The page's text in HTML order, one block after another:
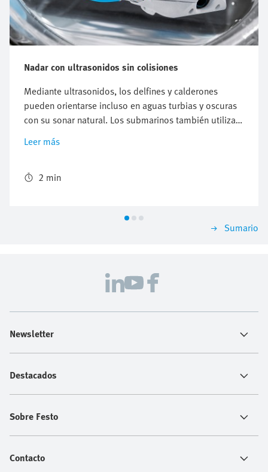
Nadar con ultrasonidos sin colisiones
Mediante ultrasonidos, los delfines y calderones
pueden orientarse incluso en aguas turbias y oscuras
con su sonar natural. Los submarinos también utilizan
la tecnología de ultrasonidos para la localización. Los
sensores de ultrasonido pueden calcular la distancia,
BionicFinWave aprovecha estas propiedades: gracias a
Leer más
2 min
Sumario
Newsletter
Destacados
Sobre Festo
Contacto